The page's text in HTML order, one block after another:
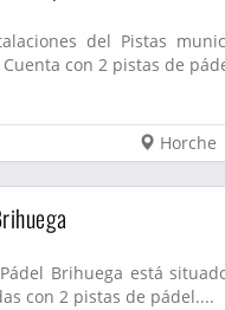
del Pistas
con 2 pistas de
Horche
Brihuega está
con 2 pistas de pádel....